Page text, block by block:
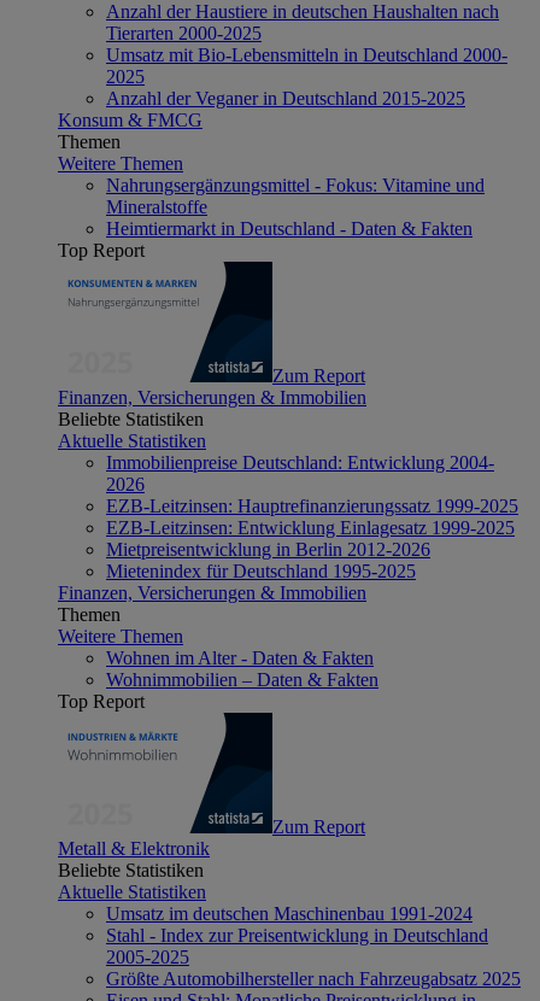
Anzahl der Haustiere in deutschen Haushalten nach
Tierarten 2000-2025
Umsatz mit Bio-Lebensmitteln in Deutschland 2000-
2025
Anzahl der Veganer in Deutschland 2015-2025
Konsum & FMCG
Themen
Weitere Themen
Nahrungsergänzungsmittel - Fokus: Vitamine und
Mineralstoffe
Heimtiermarkt in Deutschland - Daten & Fakten
Top Report
Zum Report
Finanzen, Versicherungen & Immobilien
Beliebte Statistiken
Aktuelle Statistiken
Immobilienpreise Deutschland: Entwicklung 2004-
2026
EZB-Leitzinsen: Hauptrefinanzierungssatz 1999-2025
EZB-Leitzinsen: Entwicklung Einlagesatz 1999-2025
Mietpreisentwicklung in Berlin 2012-2026
Mietenindex für Deutschland 1995-2025
Finanzen, Versicherungen & Immobilien
Themen
Weitere Themen
Wohnen im Alter - Daten & Fakten
Wohnimmobilien – Daten & Fakten
Top Report
Zum Report
Metall & Elektronik
Beliebte Statistiken
Aktuelle Statistiken
Umsatz im deutschen Maschinenbau 1991-2024
Stahl - Index zur Preisentwicklung in Deutschland
2005-2025
Größte Automobilhersteller nach Fahrzeugabsatz 2025